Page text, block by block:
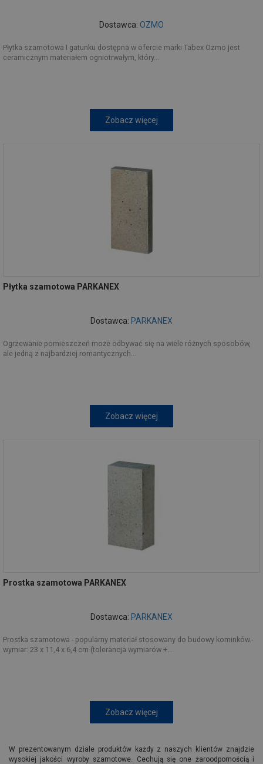
Dostawca: OZMO
Płytka szamotowa I gatunku dostępna w ofercie marki Tabex Ozmo jest
ceramicznym materiałem ogniotrwałym, który...
Zobacz więcej
Płytka szamotowa PARKANEX
Dostawca: PARKANEX
Ogrzewanie pomieszczeń może odbywać się na wiele różnych sposobów,
ale jedną z najbardziej romantycznych...
Zobacz więcej
Prostka szamotowa PARKANEX
Dostawca: PARKANEX
Prostka szamotowa - popularny materiał stosowany do budowy kominków.-
wymiar: 23 x 11,4 x 6,4 cm (tolerancja wymiarów +...
Zobacz więcej
W prezentowanym dziale produktów każdy z naszych klientów znajdzie
wysokiej jakości wyroby szamotowe. Cechują się one żaroodpornością i